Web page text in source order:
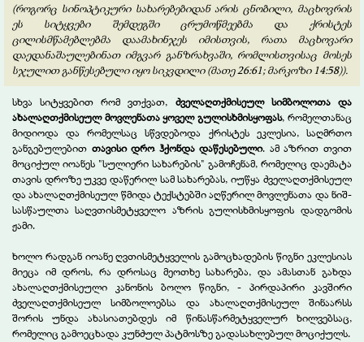
(როგორც სინოპტიკური სახარებებიდან არის ცნობილი, მაცხოვრის
ეს სიტყვები შემდეგში ცრუმოწმეებმა და ქრისტეს
ცილისმწამებლებმა დაამახინჯეს იმისთვის, რათა მაცხოვარი
დაედანაშაულებინათ იმგვარ განზრახვაში, რომლისთვისაც მოსეს
სჯულით განწესებული იყო სიკვდილი (მათე 26:61; მარკოზი 14:58)).
სხვა სიტყვებით რომ ვთქვათ, ძველაღთქმისეულ სიმბოლოთა და
ახალაღთქმისეულ მოვლენათა ყოველ გულისხმისყოფას, რომელთანაც
მიდიოდა და რომელსაც სწვდებოდა ქრისტეს ეკლესია, საღმრთო
განგებულებით თავისი დრო ჰქონდა დაწესებული. ამ აზრით თვით
მოციქულ იოანეს "სულიერი სახარების" გამოჩენამ, რომელიც დაემატა
თავის დროზე უკვე დაწერილ სამ სახარებას, იუწყა ძველაღთქმისეულ
და ახალაღთქმისეულ წმიდა ტექსტებში აღწერილ მოვლენათა და ნიშ-
სასწაულთა საღვთისმეტყველო აზრის გულისხმისყოფის დადგომის
ჟამი.
ხოლო რადგან იოანე ღვთისმეტყველის გამოცხადების წიგნი ეკლესიას
მიეცა იმ დროს, რა დროსაც მეოთხე სახარება, და ამასთან გახდა
ახალაღთქმისეული კანონის ბოლო წიგნი, - პირდაპირი კავშირი
ძველაღთქმისეულ სიმბოლოებსა და ახალაღთქმისეულ შინაარსს
შორის უნდა ახასიათებდეს იმ წინასწარმეტყველურ ხილვებსაც,
რომელიც გამოეცხადა კუნძულ პატმოსზე გადასახლებულ მოციქულს.